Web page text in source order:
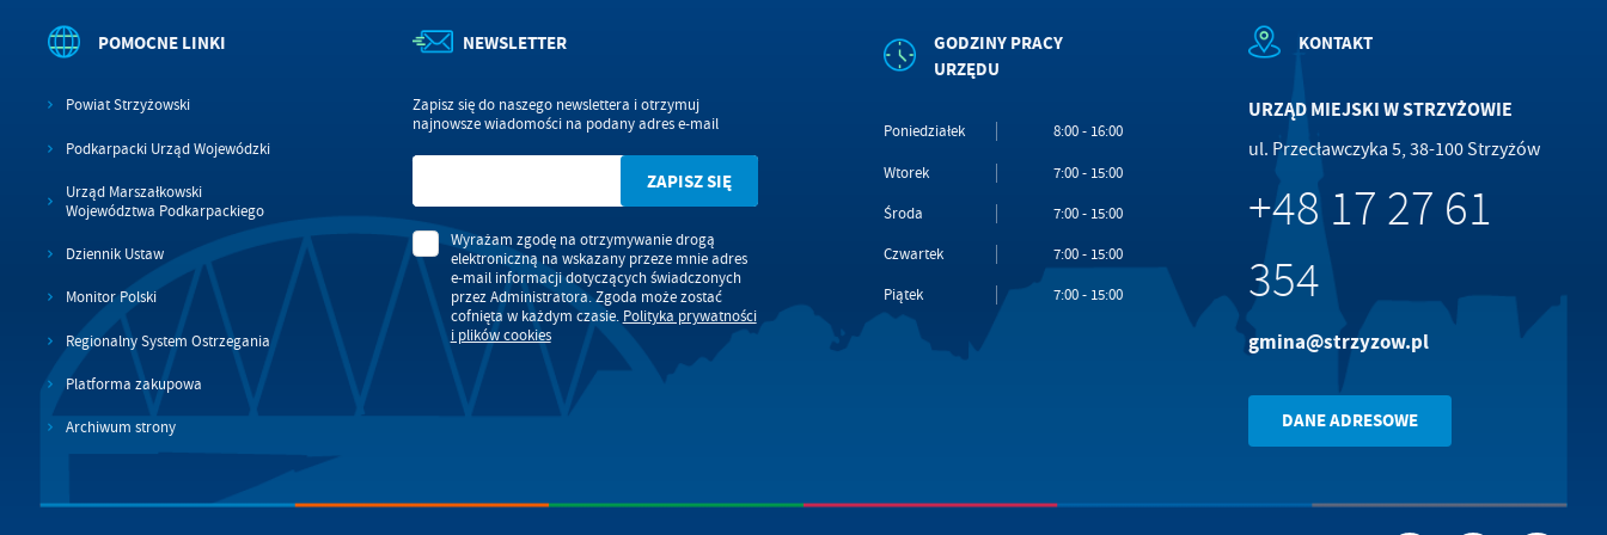
POMOCNE LINKI
Powiat Strzyżowski
Podkarpacki Urząd Wojewódzki
Urząd Marszałkowski
Województwa Podkarpackiego
Dziennik Ustaw
Monitor Polski
Regionalny System Ostrzegania
Platforma zakupowa
Archiwum strony
NEWSLETTER
Zapisz się do naszego newslettera i otrzymuj
najnowsze wiadomości na podany adres e-mail
Wyrażam zgodę na otrzymywanie drogą
elektroniczną na wskazany przeze mnie adres
e-mail informacji dotyczących świadczonych
przez Administratora. Zgoda może zostać
cofnięta w każdym czasie. Polityka prywatności
i plików cookies
GODZINY PRACY
URZĘDU
Poniedziałek 8:00 - 16:00
Wtorek 7:00 - 15:00
Środa 7:00 - 15:00
Czwartek 7:00 - 15:00
Piątek 7:00 - 15:00
KONTAKT
URZĄD MIEJSKI W STRZYŻOWIE
ul. Przecławczyka 5, 38-100 Strzyżów
+48 17 27 61
354
gmina@strzyzow.pl
DANE ADRESOWE